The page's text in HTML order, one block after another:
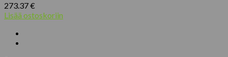
273.37€
Lisää ostoskoriin